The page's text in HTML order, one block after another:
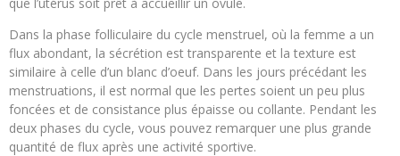
Dans la phase folliculaire du cycle menstruel, où la femme a un
flux abondant, la sécrétion est transparente et la texture est
similaire à celle d’un blanc d’oeuf. Dans les jours précédant les
menstruations, il est normal que les pertes soient un peu plus
foncées et de consistance plus épaisse ou collante. Pendant les
deux phases du cycle, vous pouvez remarquer une plus grande
quantité de flux après une activité sportive.